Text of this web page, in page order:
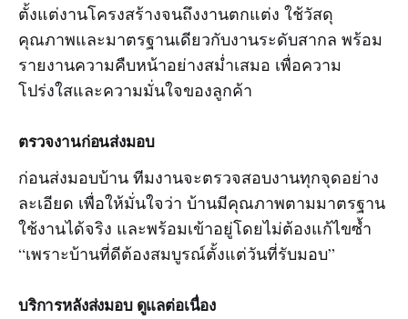
ตั้งแต่งานโครงสร้างจนถึงงานตกแต่ง ใช้วัสดุ
คุณภาพและมาตรฐานเดียวกับงานระดับสากล พร้อม
รายงานความคืบหน้าอย่างสม่ำเสมอ เพื่อความ
โปร่งใสและความมั่นใจของลูกค้า
ตรวจงานก่อนส่งมอบ
ก่อนส่งมอบบ้าน ทีมงานจะตรวจสอบงานทุกจุดอย่าง
ละเอียด เพื่อให้มั่นใจว่า บ้านมีคุณภาพตามมาตรฐาน
ใช้งานได้จริง และพร้อมเข้าอยู่โดยไม่ต้องแก้ไขซ้ำ
“เพราะบ้านที่ดีต้องสมบูรณ์ตั้งแต่วันที่รับมอบ”
บริการหลังส่งมอบ ดูแลต่อเนื่อง